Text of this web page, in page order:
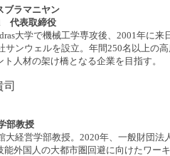
ブラマニヤン
代表取締役
大学で機械工学専攻後、2001年に
サンウェルを設立。年間250名以上の
人材の架け橋となる企業を目指す。
部教授
大経営学部教授。2020年、一般財団
能外国人の大都市圏回避に向けたワ